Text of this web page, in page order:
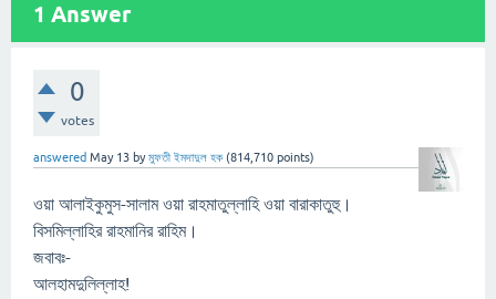
1 Answer
0
votes
answered May 13 byমুফতী ইমদাদুল হক (814,710 points)
ওয়া আলাইকুমুস-সালাম ওয়া রাহমাতুল্লাহি ওয়া বারাকাতুহু।
বিসমিল্লাহির রাহমানির রাহিম।
জবাবঃ-
আলহামদুলিল্লাহ!